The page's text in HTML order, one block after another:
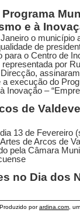
Programa
e à
o município
de
para o Centro de
por
execução do
Inovação –
de
13 de Fevereiro
de Arcos de
pela Câmara
no Dia dos
porardina.com ,